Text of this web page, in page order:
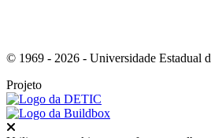
© 1969 - 2026 - Universidade Estadual
Projeto